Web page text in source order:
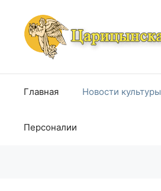
содержимому
Главная Новости культуры
Персоналии